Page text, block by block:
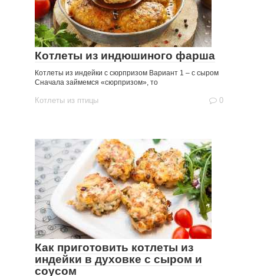
Котлеты из индюшиного фарша
Котлеты из индейки с сюрпризом Вариант 1 – с сыром
Сначала займемся «сюрпризом», то
Котлеты из птицы 0
Как приготовить котлеты из
индейки в духовке с сыром и
соусом